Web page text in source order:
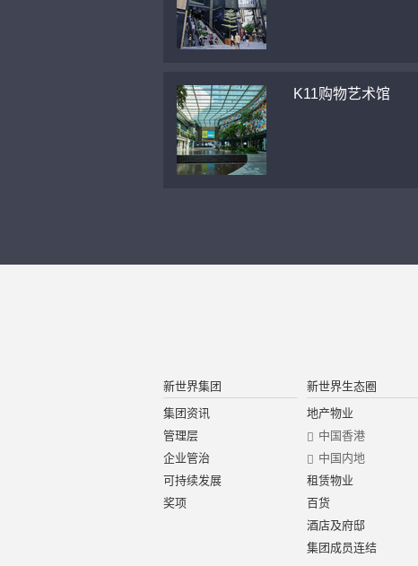
K11购物艺术馆
新世界集团
集团资讯
管理层
企业管治
可持续发展
奖项
新世界生态圈
地产物业
中国香港
中国内地
租赁物业
百货
酒店及府邸
集团成员连结